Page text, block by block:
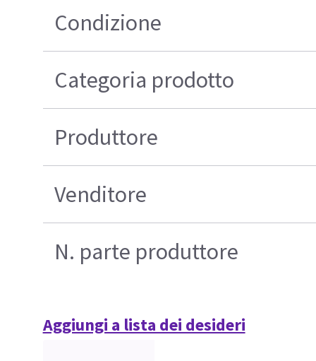
Condizione
Categoria prodotto
Produttore
Venditore
N. parte produttore
Aggiungi a lista dei desideri